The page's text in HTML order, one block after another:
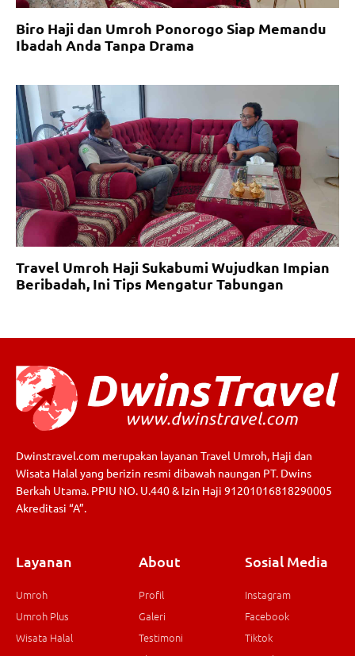
Biro Haji dan Umroh Ponorogo Siap Memandu
Ibadah Anda Tanpa Drama
Travel Umroh Haji Sukabumi Wujudkan Impian
Beribadah, Ini Tips Mengatur Tabungan
Dwinstravel.com merupakan layanan Travel Umroh, Haji dan
Wisata Halal yang berizin resmi dibawah naungan PT. Dwins
Berkah Utama. PPIU NO. U.440 & Izin Haji 91201016818290005
Akreditasi “A”.
Layanan
Umroh
Umroh Plus
Wisata Halal
About
Profil
Galeri
Testimoni
Sosial Media
Instagram
Facebook
Tiktok